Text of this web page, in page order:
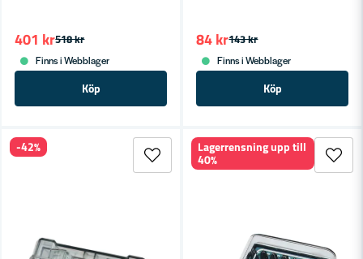
518 kr
401 kr
Finns i Webblager
Köp
143 kr
84 kr
Finns i Webblager
Köp
-42% Lagerrensning upp till
40%